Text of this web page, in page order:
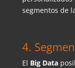
segmentos de
4.
El Big Data